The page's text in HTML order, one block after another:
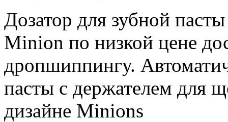
Дозатор для зубной
Minion по низкой цене
дропшиппингу.
пасты с держателем для
дизайне Minions